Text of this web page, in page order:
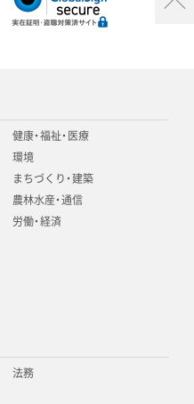
健康・福祉・医療
環境
まちづくり・建築
農林水産・通信
労働・経済
法務